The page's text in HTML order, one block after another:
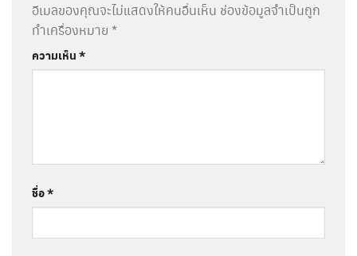
อีเมลของคุณจะไม่แสดงให้คนอื่นเห็น ช่องข้อมูลจำเป็นถูก
ทำเครื่องหมาย *
ความเห็น*
ชื่อ*